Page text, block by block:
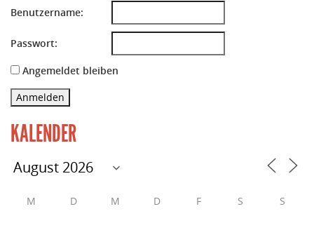
Benutzername:
Passwort:
Angemeldet bleiben
Anmelden
KALENDER
M D M D F S S